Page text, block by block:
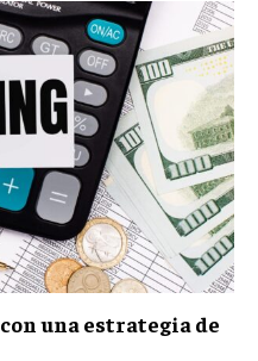
una estrategia de